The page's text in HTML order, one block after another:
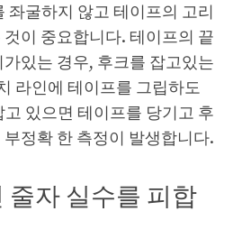
좌굴하지 않고 테이프의 고리
이 중요합니다. 테이프의 끝
있는 경우, 후크를 잡고있는
라인에 테이프를 그립하도
있으면 테이프를 당기고 후
정확 한 측정이 발생합니다.
줄자 실수를 피합